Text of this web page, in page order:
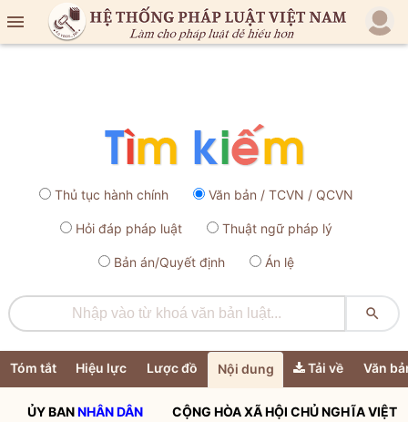

Thủ tục hành chính Văn bản / TCVN / QCVN
Hỏi đáp pháp luật Thuật ngữ pháp lý
Bản án/Quyết định Án lệ

Tóm tắt Hiệu lực Lược đồ Nội dung Tải về Văn
ỦY BANNHÂN DÂN
CỘNG HÒA XÃ HỘI CHỦ NGHĨA VIỆT